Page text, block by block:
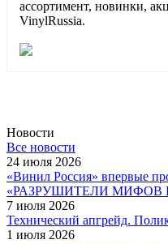
ассортимент, новинки,
VinylRussia.
Новости
Все новости
24 июля 2026
«Винил Россия» впервые
«РАЗРУШИТЕЛИ МИФОВ
7 июля 2026
Технический апгрейд.
1 июля 2026